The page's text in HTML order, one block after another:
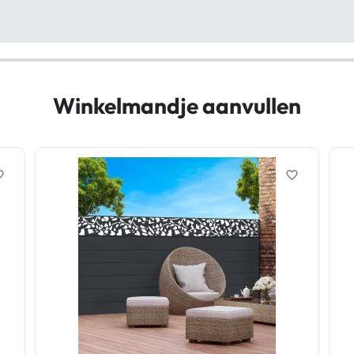
Winkelmandje aanvullen
favorite_border